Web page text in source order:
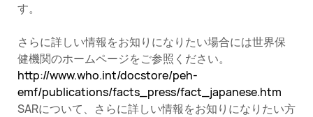
す。
さらに詳しい情報をお知りになりたい場合には世界保
健機関のホームページをご参照ください。
http://www.who.int/docstore/peh-
emf/publications/facts_press/fact_japanese.htm
SARについて、さらに詳しい情報をお知りになりたい方